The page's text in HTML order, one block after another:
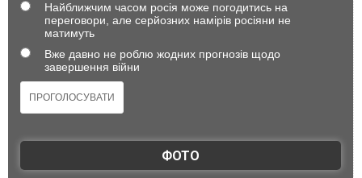
Найближчим часом росія може погодитись на
переговори, але серйозних намірів росіяни не
матимуть
Вже давно не роблю жодних прогнозів щодо
завершення війни
ФОТО